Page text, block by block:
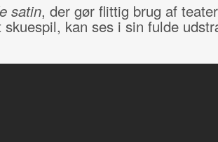
satin, der gør flittig brug af
skuespil, kan ses i sin fulde